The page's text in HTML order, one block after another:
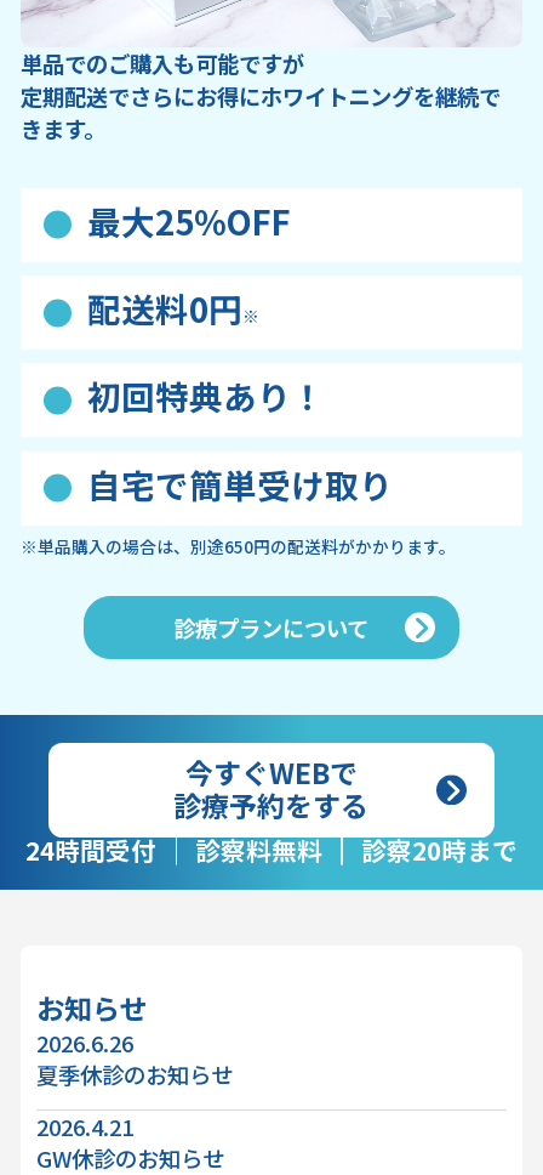
単品でのご購入も可能ですが
定期配送でさらにお得にホワイトニングを継続で
きます。
最大25%OFF
配送料0円 ※
初回特典あり！
自宅で簡単受け取り
※単品購入の場合は、別途650円の配送料がかかります。
診療プランについて
今すぐWEBで
診療予約をする
24時間受付 診察料無料 診察20時まで
お知らせ
2026.6.26
夏季休診のお知らせ
2026.4.21
GW休診のお知らせ